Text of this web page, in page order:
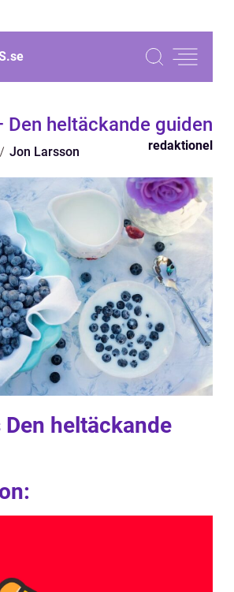
se
Den heltäckande guiden
Jon Larsson redaktionel
heltäckande